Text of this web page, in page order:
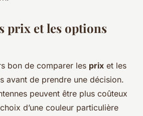
prix et les options
bon de comparer les prix et les
avant de prendre une décision.
peuvent être plus coûteux
d’une couleur particulière